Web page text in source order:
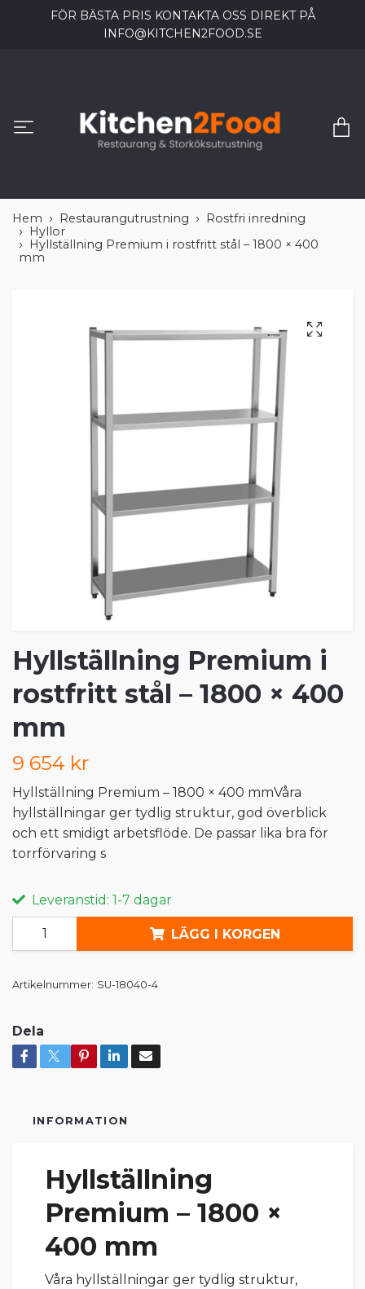
FÖR BÄSTA PRIS KONTAKTA OSS DIREKT PÅ
INFO@KITCHEN2FOOD.SE
Hem Restaurangutrustning
Rostfri inredning
Hyllor
Hyllställning Premium i rostfritt stål – 1800 × 400
mm
Hyllställning Premium i
rostfritt stål – 1800 × 400
mm
9 654 kr
Hyllställning Premium – 1800 × 400 mmVåra
hyllställningar ger tydlig struktur, god överblick
och ett smidigt arbetsflöde. De passar lika bra för
torrförvaring s
Leveranstid: 1-7 dagar
LÄGG I KORGEN
Artikelnummer: SU-18040-4
Dela
INFORMATION
Hyllställning
Premium – 1800 ×
400 mm
Våra hyllställningar ger tydlig struktur,